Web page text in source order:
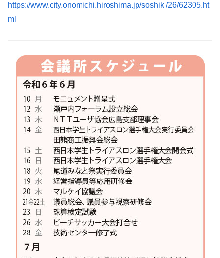
https://www.city.onomichi.hiroshima.jp/soshiki/26/62305.ht
ml